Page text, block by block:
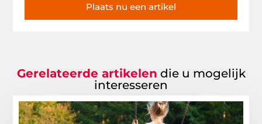
Plaats nu een artikel
Gerelateerde artikelen die u mogelijk
interesseren